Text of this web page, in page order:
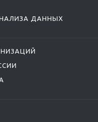
ДАННЫХ